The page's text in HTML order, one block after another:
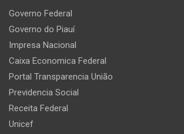
Governo Federal
Governo do Piauí
Impresa Nacional
Caixa Economica Federal
Portal Transparencia União
Previdencia Social
Receita Federal
Unicef